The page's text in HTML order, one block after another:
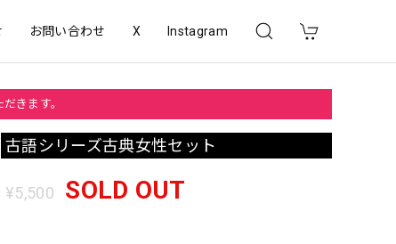
お問い合わせ X Instagram
きます。
古語シリーズ古典女性セット
¥5,500 SOLD OUT